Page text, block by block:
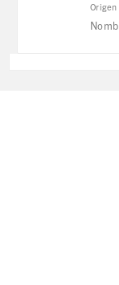
Origen